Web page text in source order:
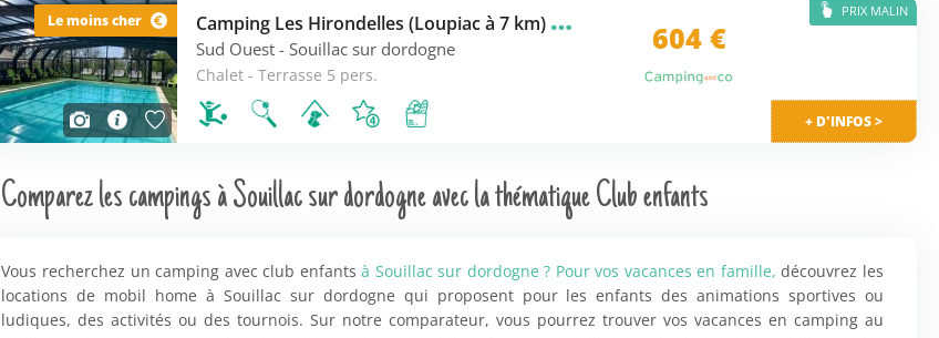
Le moins cher C
amping Les Hirondelles (Loupiac à 7 km)
★★★★
Sud Ouest - Souillac sur dordogne
Chalet - Terrasse 5 pers.
604 €
PRIX MALIN
+ D'INFOS >
Comparez les campings à Souillac sur dordogne avec la thématique Club enfants
Vous recherchez un camping avec club enfantsà Souillac sur dordogne ? Pour vos vacances en famille, découvrez les
locations de mobil home à Souillac sur dordogne qui proposent pour les enfants des animations sportives ou
ludiques, des activités ou des tournois. Sur notre comparateur, vous pourrez trouver vos vacances en camping au